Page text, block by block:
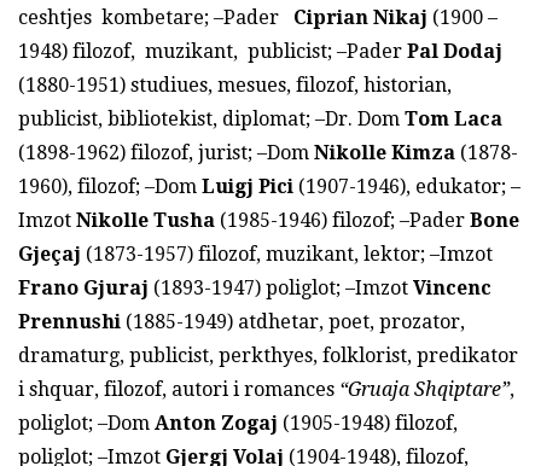
ceshtjes kombetare; –Pader Ciprian Nikaj (1900 –
1948) filozof, muzikant, publicist; –Pader Pal Dodaj
(1880-1951) studiues, mesues, filozof, historian,
publicist, bibliotekist, diplomat; –Dr. Dom Tom Laca
(1898-1962) filozof, jurist; –Dom Nikolle Kimza (1878-
1960), filozof; –Dom Luigj Pici (1907-1946), edukator; –
Imzot Nikolle Tusha (1985-1946) filozof; –Pader Bone
Gjeçaj (1873-1957) filozof, muzikant, lektor; –Imzot
Frano Gjuraj (1893-1947) poliglot; –Imzot Vincenc
Prennushi (1885-1949) atdhetar, poet, prozator,
dramaturg, publicist, perkthyes, folklorist, predikator
i shquar, filozof, autori i romances “Gruaja Shqiptare”,
poliglot; –Dom Anton Zogaj (1905-1948) filozof,
poliglot; –Imzot Gjergj Volaj (1904-1948), filozof,